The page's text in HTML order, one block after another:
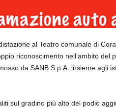
al Teatro comunale di
riconoscimento nell’ambito del
da SANB S.p.A. insieme agli
sul gradino più alto del podio